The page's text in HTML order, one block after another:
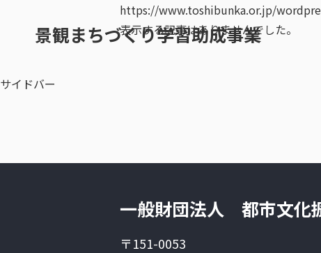
景観まちづくり学習助成事業
https://www.toshibunka.or.jp/
表示する記事はありませんでした。
サイドバー
一般財団法人 都市文化
〒151-0053